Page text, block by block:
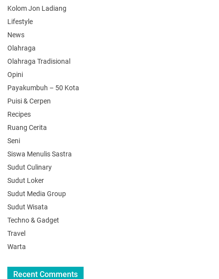
Kolom Jon Ladiang
Lifestyle
News
Olahraga
Olahraga Tradisional
Opini
Payakumbuh – 50 Kota
Puisi & Cerpen
Recipes
Ruang Cerita
Seni
Siswa Menulis Sastra
Sudut Culinary
Sudut Loker
Sudut Media Group
Sudut Wisata
Techno & Gadget
Travel
Warta
Recent Comments